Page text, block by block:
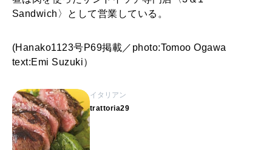
Sandwich〉として営業している。
(Hanako1123号P69掲載／photo:Tomoo Ogawa
text:Emi Suzuki）
イタリアン
trattoria29